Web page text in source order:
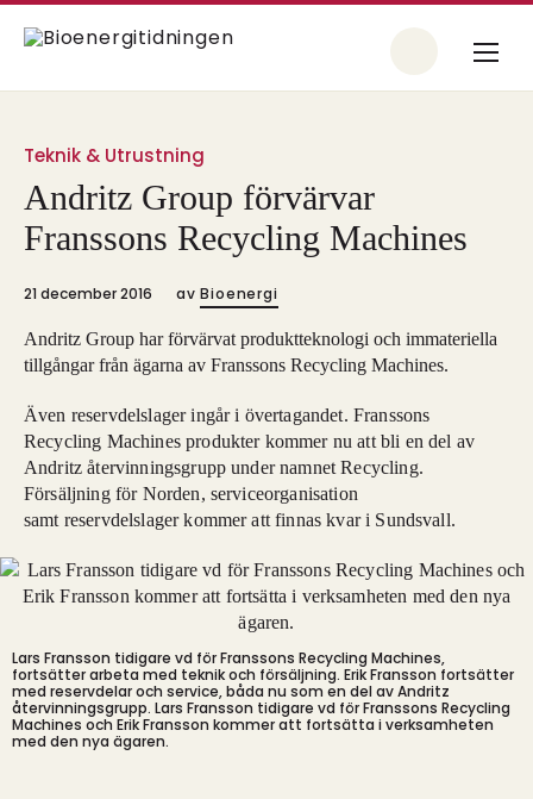
Teknik & Utrustning
Andritz Group förvärvar
Franssons Recycling Machines
21 december 2016 av Bioenergi
Andritz Group har förvärvat produktteknologi och immateriella
tillgångar från ägarna av Franssons Recycling Machines.
Även reservdelslager ingår i övertagandet. Franssons
Recycling Machines produkter kommer nu att bli en del av
Andritz återvinningsgrupp under namnet Recycling.
Försäljning för Norden, serviceorganisation
samt reservdelslager kommer att finnas kvar i Sundsvall.
Lars Fransson tidigare vd för Franssons Recycling Machines,
fortsätter arbeta med teknik och försäljning. Erik Fransson fortsätter
med reservdelar och service, båda nu som en del av Andritz
återvinningsgrupp. Lars Fransson tidigare vd för Franssons Recycling
Machines och Erik Fransson kommer att fortsätta i verksamheten
med den nya ägaren.